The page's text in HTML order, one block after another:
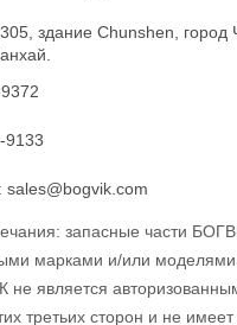
здание Chunshen, город
9133
sales@bogvik.com
запасные части
марками и/или моделями
является
третьих сторон и не